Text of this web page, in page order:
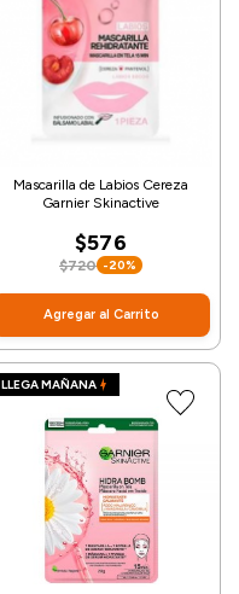
Mascarilla de Labios Cereza
Garnier Skinactive
$576
$720 -20%
Agregar al Carrito
LLEGA MAÑANA